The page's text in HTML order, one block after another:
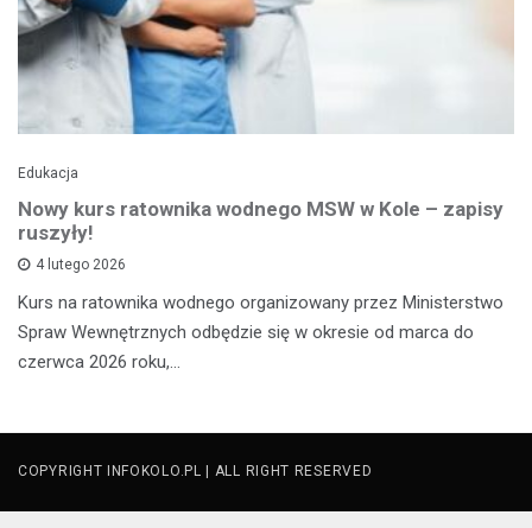
Edukacja
Nowy kurs ratownika wodnego MSW w Kole – zapisy
ruszyły!
4 lutego 2026
Kurs na ratownika wodnego organizowany przez Ministerstwo
Spraw Wewnętrznych odbędzie się w okresie od marca do
czerwca 2026 roku,…
COPYRIGHT INFOKOLO.PL | ALL RIGHT RESERVED